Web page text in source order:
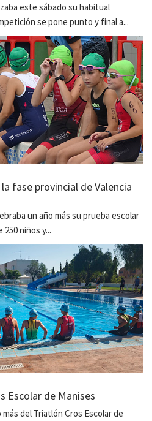
este sábado su habitual
se pone punto y final a...
fase provincial de Valencia
un año más su prueba escolar
niños y...
Escolar de Manises
del Triatlón Cros Escolar de